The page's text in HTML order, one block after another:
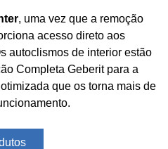
, uma vez que a remoção
acesso direto aos
autoclismos de interior estão
Completa Geberit para a
que os torna mais de